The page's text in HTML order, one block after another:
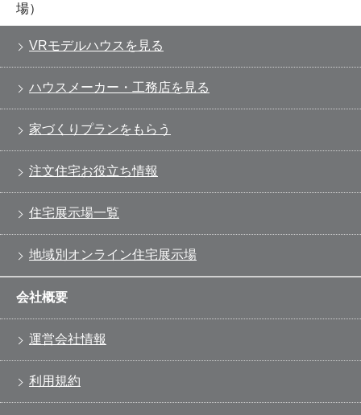
場）
VRモデルハウスを見る
ハウスメーカー・工務店を見る
家づくりプランをもらう
注文住宅お役立ち情報
住宅展示場一覧
地域別オンライン住宅展示場
会社概要
運営会社情報
利用規約